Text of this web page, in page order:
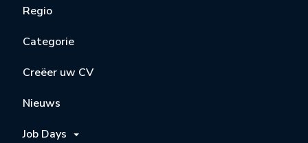
Regio
Categorie
Creëer uw CV
Nieuws
Job Days